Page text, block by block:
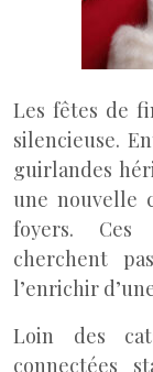
Les fêtes de
silencieuse.
guirlandes
une nouvelle
foyers. Ces
cherchent
l’enrichir
Loin des
connectées